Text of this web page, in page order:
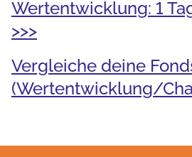
Wertentwicklung: 1
>>>
Vergleiche deine
(Wertentwicklung/